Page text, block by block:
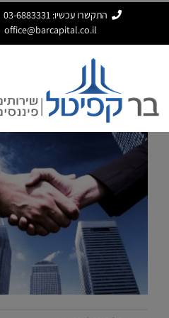
פתח סרגל נגישות
התקשרו עכשיו: 03-6883331
office@barcapital.co.il